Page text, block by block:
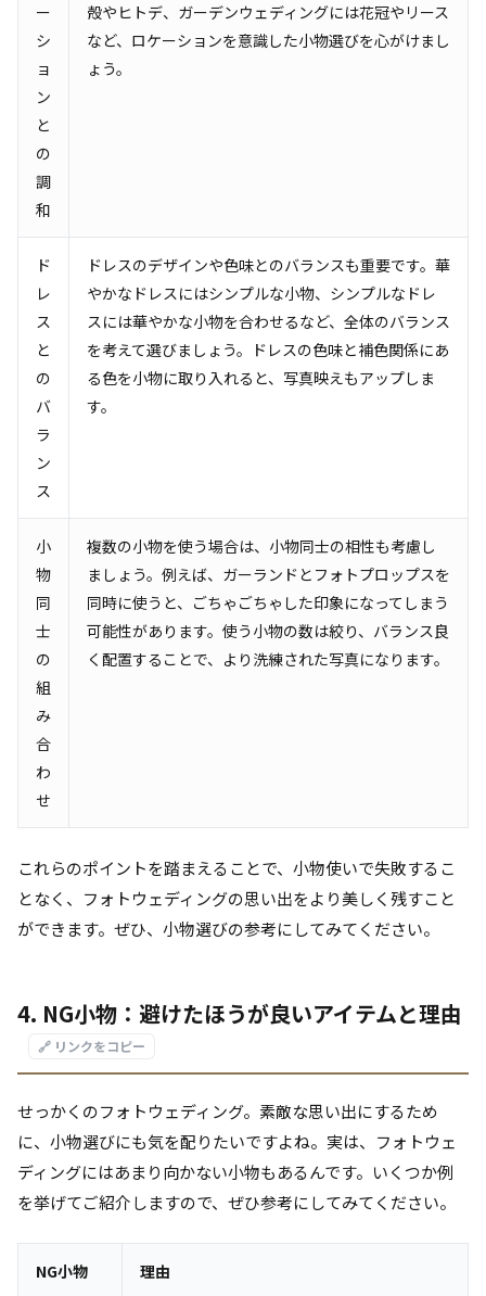
ー
シ
ョ
ン
と
の
調
和
殻やヒトデ、ガーデンウェディングには花冠やリース
など、ロケーションを意識した小物選びを心がけまし
ょう。
ド
レ
ス
と
の
バ
ラ
ン
ス
ドレスのデザインや色味とのバランスも重要です。華
やかなドレスにはシンプルな小物、シンプルなドレ
スには華やかな小物を合わせるなど、全体のバランス
を考えて選びましょう。ドレスの色味と補色関係にあ
る色を小物に取り入れると、写真映えもアップしま
す。
小
物
同
士
の
組
み
合
わ
せ
複数の小物を使う場合は、小物同士の相性も考慮し
ましょう。例えば、ガーランドとフォトプロップスを
同時に使うと、ごちゃごちゃした印象になってしまう
可能性があります。使う小物の数は絞り、バランス良
く配置することで、より洗練された写真になります。
これらのポイントを踏まえることで、小物使いで失敗するこ
となく、フォトウェディングの思い出をより美しく残すこと
ができます。ぜひ、小物選びの参考にしてみてください。
4. NG小物：避けたほうが良いアイテムと理由
🔗 リンクをコピー
せっかくのフォトウェディング。素敵な思い出にするため
に、小物選びにも気を配りたいですよね。実は、フォトウェ
ディングにはあまり向かない小物もあるんです。いくつか例
を挙げてご紹介しますので、ぜひ参考にしてみてください。
NG小物 理由